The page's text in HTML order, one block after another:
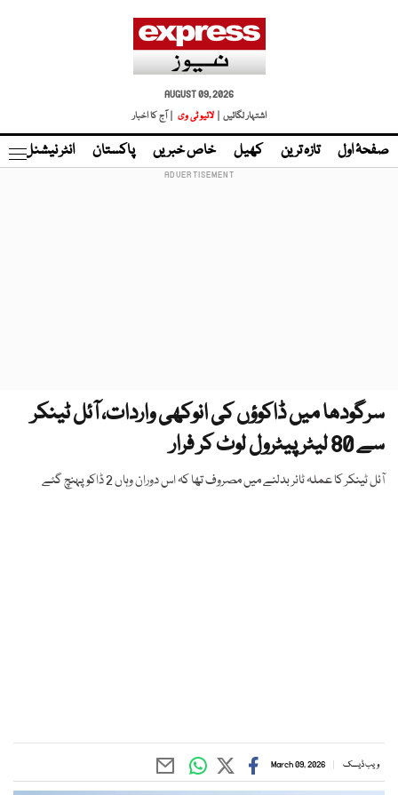
AUGUST 09, 2026
اشتہار لگائیں |
لائیو ٹی وی | آج کا اخبار
صفحۂ اول تازہ ترین کھیل خاص خبریں پاکستان انٹر نیشنل
سرگودھا میں ڈاکوؤں کی انوکھی واردات، آئل ٹینکر
سے 80 لیٹر پیٹرول لوٹ کر فرار
آئل ٹینکر کا عملہ ٹائر بدلنے میں مصروف تھا کہ اس دوران وہاں 2 ڈاکو پہنچ گئے
ویب ڈیسک March 09, 2026